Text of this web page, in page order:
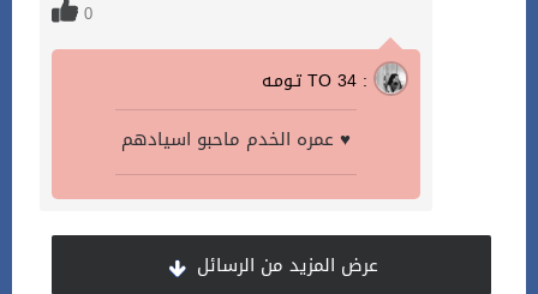
0
تـومـه TO 34 :
عمره الخدم ماحبو اسيادهم ♥️
عرض المزيد من الرسائل